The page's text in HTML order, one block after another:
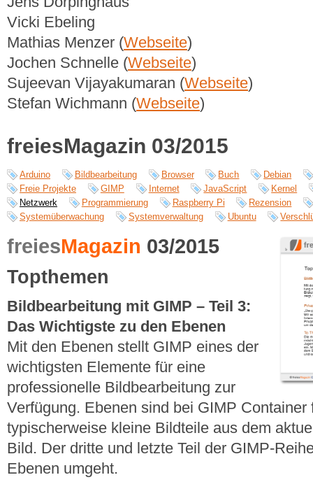
Vicki Ebeling
Mathias Menzer (Webseite)
Jochen Schnelle (Webseite)
Sujeevan Vijayakumaran (Webseite)
Stefan Wichmann (Webseite)
freiesMagazin 03/2015
Arduino Bildbearbeitung Browser Buch
Debian
Freie Projekte
GIMP Internet JavaScript
Kernel
Netzwerk
Programmierung Raspberry Pi
Rezension
Systemüberwachung
Systemverwaltung Ubuntu
freiesMagazin 03/2015
Topthemen
Bildbearbeitung mit GIMP – Teil 3:
Das Wichtigste zu den Ebenen
Mit den Ebenen stellt GIMP eines der
wichtigsten Elemente für eine
professionelle Bildbearbeitung zur
Verfügung. Ebenen sind bei GIMP Container
typischerweise kleine Bildteile aus dem
Bild. Der dritte und letzte Teil der GIMP-
Ebenen umgeht.